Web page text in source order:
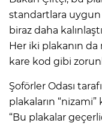
standartlara
biraz daha
Her iki plakanın da
kare kod gibi
Şoförler Odası
plakaların
“Bu plakalar